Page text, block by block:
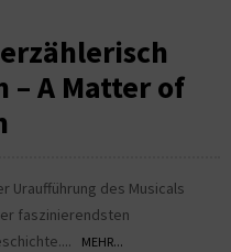
– A Matter of
Uraufführung des Musicals
faszinierendsten
MEHR...